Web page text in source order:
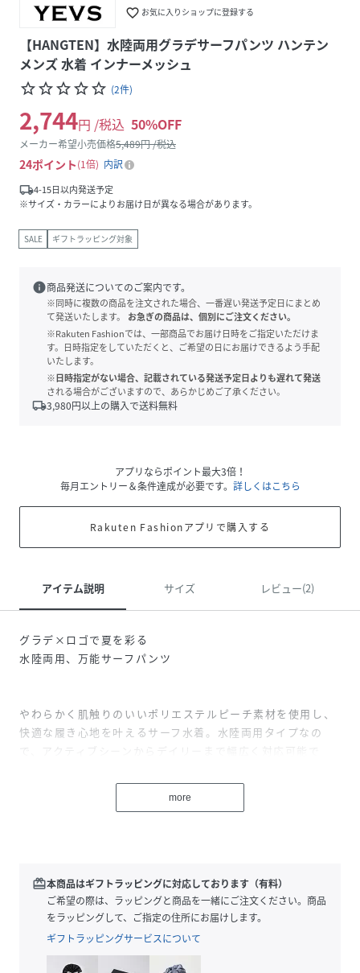
favorite_border お気に入りショップに登録する
【HANGTEN】水陸両用グラデサーフパンツ ハンテン
メンズ 水着 インナーメッシュ
star_borderstar_borderstar_borderstar_borderstar_border (2件)
2,744円 /税込 50%OFF
メーカー希望小売価格5,489円 /税込
24ポイント 1倍
内訳
local_shipping4-15日以内発送予定
※サイズ・カラーによりお届け日が異なる場合があります。
SALE ギフトラッピング対象
info商品発送についてのご案内です。
※同時に複数の商品を注文された場合、一番遅い発送予定日にまとめ
て発送いたします。
お急ぎの商品は、個別にご注文ください。
※Rakuten Fashionでは、一部商品でお届け日時をご指定いただけま
す。日時指定をしていただくと、ご希望の日にお届けできるよう手配
いたします。
※日時指定がない場合、記載されている発送予定日よりも遅れて発送
される場合がございますので、あらかじめご了承ください。
local_shipping3,980円以上の購入で送料無料
アプリならポイント最大3倍！
毎月エントリー＆条件達成が必要です。 詳しくはこちら
Rakuten Fashionアプリで購入する
アイテム説明 サイズ レビュー(2)
グラデ×ロゴで夏を彩る
水陸両用、万能サーフパンツ
やわらかく肌触りのいいポリエステルピーチ素材を使用し、
快適な履き心地を叶えるサーフ水着。水陸両用タイプなの
で、アクティブシーンからデイリーまで幅広く対応可能で
にはファスナーポケット、後ろにはフラップ付きポケット
と、実用性もしっかり確保。グラデーションに映えるモチー
【POINT】
・グラデーションとロゴが印象的なデザイン
more
redeem本商品はギフトラッピングに対応しております（有料）
ご希望の際は、ラッピングと商品を一緒にご注文ください。商品
をラッピングして、ご指定の住所にお届けします。
ギフトラッピングサービスについて